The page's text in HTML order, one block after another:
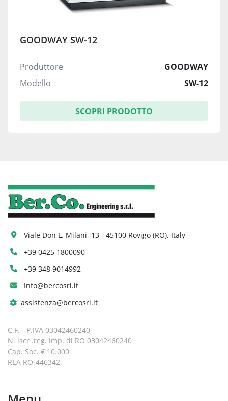
GOODWAY SW-12
Produttore
GOODWAY
Modello
SW-12
SCOPRI PRODOTTO
Viale Don L. Milani, 13 - 45100 Rovigo (RO), Italy
+39 0425 1800090
+39 348 9014992
Info@bercosrl.it
assistenza@bercosrl.it
C.F. - P.IVA 03042460240
N. iscr .reg. imp. di RO 03042460240
Cap. Soc. € 10.000
REA RO-446342